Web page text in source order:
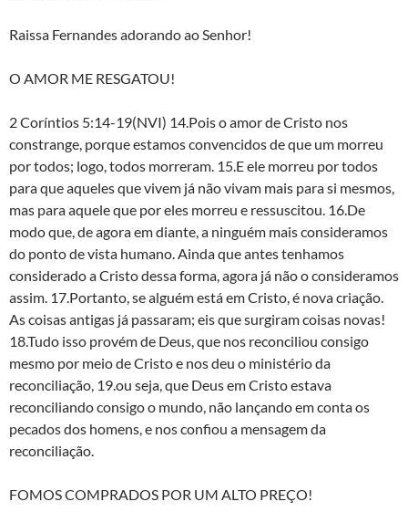
Raissa Fernandes adorando ao Senhor!
O AMOR ME RESGATOU!
2 Coríntios 5:14-19(NVI) 14.Pois o amor de Cristo nos
constrange, porque estamos convencidos de que um morreu
por todos; logo, todos morreram. 15.E ele morreu por todos
para que aqueles que vivem já não vivam mais para si mesmos,
mas para aquele que por eles morreu e ressuscitou. 16.De
modo que, de agora em diante, a ninguém mais consideramos
do ponto de vista humano. Ainda que antes tenhamos
considerado a Cristo dessa forma, agora já não o consideramos
assim. 17.Portanto, se alguém está em Cristo, é nova criação.
As coisas antigas já passaram; eis que surgiram coisas novas!
18.Tudo isso provém de Deus, que nos reconciliou consigo
mesmo por meio de Cristo e nos deu o ministério da
reconciliação, 19.ou seja, que Deus em Cristo estava
reconciliando consigo o mundo, não lançando em conta os
pecados dos homens, e nos confiou a mensagem da
reconciliação.
FOMOS COMPRADOS POR UM ALTO PREÇO!